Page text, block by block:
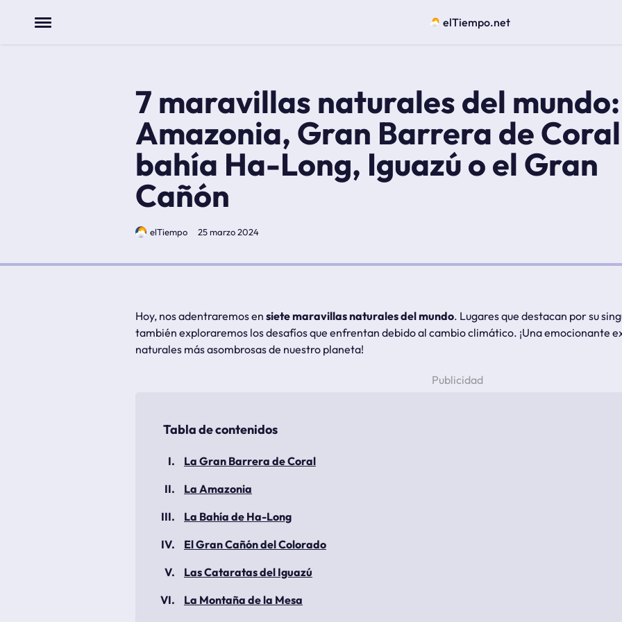
Menu elTiempo.net
7 maravillas naturales del mundo:
Amazonia, Gran Barrera de
bahía Ha-Long, Iguazú o el Gran
Cañón
elTiempo 25 marzo 2024
Hoy, nos adentraremos en siete maravillas naturales del mundo. Lugares que destacan por su
también exploraremos los desafíos que enfrentan debido al cambio climático. ¡Una emocionante
naturales más asombrosas de nuestro planeta!
La Gran Barrera de Coral
La Amazonia
La Bahía de Ha-Long
El Gran Cañón del Colorado
Las Cataratas del Iguazú
La Montaña de la Mesa